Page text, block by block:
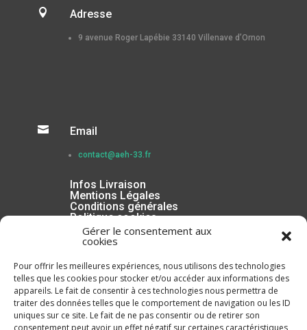
Gérer le consentement aux
cookies
Pour offrir les meilleures expériences, nous utilisons des technologies
telles que les cookies pour stocker et/ou accéder aux informations des
appareils. Le fait de consentir à ces technologies nous permettra de
traiter des données telles que le comportement de navigation ou les ID
uniques sur ce site. Le fait de ne pas consentir ou de retirer son
consentement peut avoir un effet négatif sur certaines caractéristiques
 Adresse
9 avenue Roger Lapébie 33140 Villenave d’Ornon
 Email
contact@aeh-33.fr
Infos Livraison
Mentions Légales
Conditions générales
Politique cookies